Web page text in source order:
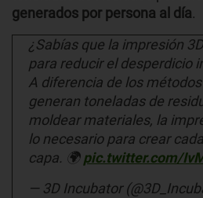
generados por persona al día.
¿Sabías que la impresión
para reducir el desperdicio
A diferencia de los
generan toneladas de
moldear materiales, la
lo necesario para crear
capa. 🌍pic.twitter.com/
— 3D Incubator